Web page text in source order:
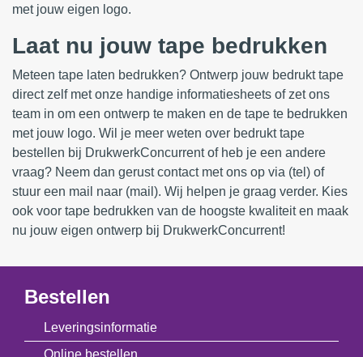
met jouw eigen logo.
Laat nu jouw tape bedrukken
Meteen tape laten bedrukken? Ontwerp jouw bedrukt tape
direct zelf met onze handige informatiesheets of zet ons
team in om een ontwerp te maken en de tape te bedrukken
met jouw logo. Wil je meer weten over bedrukt tape
bestellen bij DrukwerkConcurrent of heb je een andere
vraag? Neem dan gerust contact met ons op via (tel) of
stuur een mail naar (mail). Wij helpen je graag verder. Kies
ook voor tape bedrukken van de hoogste kwaliteit en maak
nu jouw eigen ontwerp bij DrukwerkConcurrent!
Bestellen
Leveringsinformatie
Online bestellen